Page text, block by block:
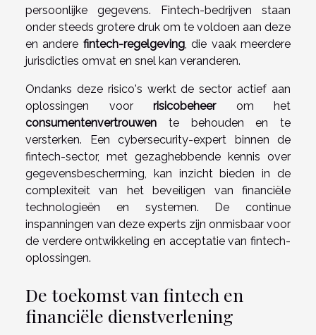
persoonlijke gegevens. Fintech-bedrijven staan
onder steeds grotere druk om te voldoen aan deze
en andere fintech-regelgeving, die vaak meerdere
jurisdicties omvat en snel kan veranderen.
Ondanks deze risico's werkt de sector actief aan
oplossingen voor risicobeheerom het
consumentenvertrouwen te behouden en te
versterken. Een cybersecurity-expert binnen de
fintech-sector, met gezaghebbende kennis over
gegevensbescherming, kan inzicht bieden in de
complexiteit van het beveiligen van financiële
technologieën en systemen. De continue
inspanningen van deze experts zijn onmisbaar voor
de verdere ontwikkeling en acceptatie van fintech-
oplossingen.
De toekomst van fintech en
financiële dienstverlening